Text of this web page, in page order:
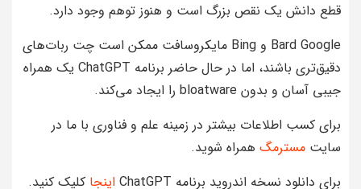
قطع دانش یک نقص بزرگ است و هنوز توهم وجود دارد.
Bard Google و Bing مایکروسافت ممکن است چت ربات‌های
دقیق‌تری باشند، اما در حال حاضر برنامه ChatGPT یک همراه
جیبی آسان و بدون bloatware را ایجاد می‌کند.
برای کسب اطلاعات بیشتر در زمینه علم و فناوری با ما در
سایت مسترمگ همراه شوید.
برای دانلود نسخه اندروید برنامه ChatGPT
اینجا کلیک کنید.